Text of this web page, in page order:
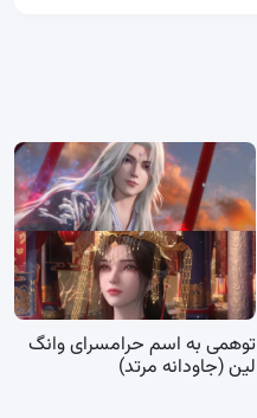
توهمی به اسم حرامسرای وانگ
لین (جاودانه مرتد)